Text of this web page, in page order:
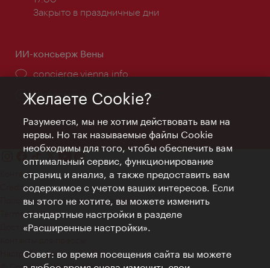
Закрыто в праздничные дни
ИИ-консьерж Вены
concierge.vienna.info
Информация круглосуточно
Контакт
Credits
Положение о конфиденциальности
Terms of Use
Доступность
Настройки файлов Cookie
Желаете Cookie?
Разумеется, мы не хотим действовать вам на
нервы. Но так называемые файлы Cookie
необходимы для того, чтобы обеспечить вам
оптимальный сервис, функционирование
страниц и анализ, а также предоставить вам
содержимое с учетом ваших интересов. Если
вы этого не хотите, вы можете изменить
стандартные настройки в разделе
«Расширенные настройки».
Совет: во время посещения сайта вы можете